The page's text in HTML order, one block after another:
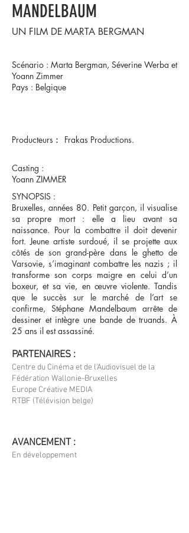
MANDELBAUM
MARTA BERGMAN
UN FILM DE
Scénario : Marta Bergman, Séverine Werba et
Yoann Zimmer
Pays : Belgique​
Producteurs : Frakas Productions.
Casting :
Yoann ZIMMER
SYNOPSIS :
Bruxelles, années 80. Petit garçon, il visualise
sa propre mort : elle a lieu avant sa
naissance. Pour la combattre il doit devenir
fort. Jeune artiste surdoué, il se projette aux
côtés de son grand-père dans le ghetto de
Varsovie, s’imaginant combattre les nazis ; il
transforme son corps maigre en celui d’un
boxeur, et sa vie, en œuvre violente. Tandis
que le succès sur le marché de l’art se
confirme, Stéphane Mandelbaum arrête de
dessiner et intègre une bande de truands. À
25 ans il est assassiné.
PARTENAIRES :
Centre du Cinéma et de l'Audiovisuel de la
Fédération Wallonie-Bruxelles
Europe Créative MEDIA
RTBF (Télévision belge)
AVANCEMENT :
En développement